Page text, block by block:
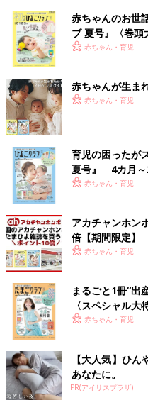
赤ちゃんのお世
ブ 夏号』〈巻頭
く！ おっぱい・
赤ちゃん・育児
赤ちゃんが生ま
赤ちゃん・育児
育児の困ったが
夏号』 4カ月～
いっぱい！
赤ちゃん・育児
アカチャンホン
倍【期間限定】
赤ちゃん・育児
まるごと1冊“出
〈スペシャル
赤ちゃん・育児
【大人気】ひ
あなたに。
PR(アイリスプラザ)